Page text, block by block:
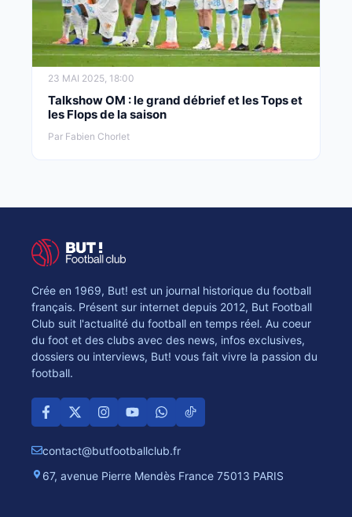
23 MAI 2025, 18:00
Talkshow OM : le grand débrief et les Tops et
les Flops de la saison
Par Fabien Chorlet
Crée en 1969, But! est un journal historique du football
français. Présent sur internet depuis 2012, But Football
Club suit l'actualité du football en temps réel. Au coeur
du foot et des clubs avec des news, infos exclusives,
dossiers ou interviews, But! vous fait vivre la passion du
football.
contact@butfootballclub.fr
67, avenue Pierre Mendès France 75013 PARIS